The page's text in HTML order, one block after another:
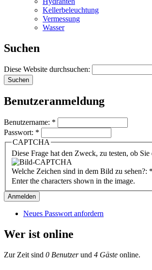
Kellerbeleuchtung
Vermessung
Wasser
Suchen
Diese Website durchsuchen:
Benutzeranmeldung
Benutzername: *
Passwort: *
CAPTCHA
Diese Frage hat den Zweck, zu testen, ob
Welche Zeichen sind in dem Bild zu sehen?: *
Enter the characters shown in the image.
Neues Passwort anfordern
Wer ist online
Zur Zeit sind 0 Benutzerund 4 Gäste online.